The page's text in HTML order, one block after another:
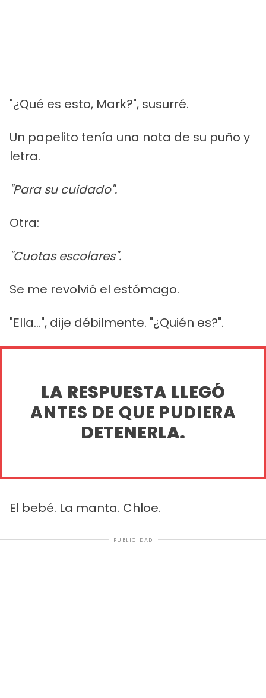
"¿Qué es esto, Mark?", susurré.
Un papelito tenía una nota de su puño y
letra.
"Para su cuidado".
Otra:
"Cuotas escolares".
Se me revolvió el estómago.
"Ella...", dije débilmente. "¿Quién es?".
LA RESPUESTA LLEGÓ
ANTES DE QUE PUDIERA
DETENERLA.
El bebé. La manta. Chloe.
PUBLICIDAD